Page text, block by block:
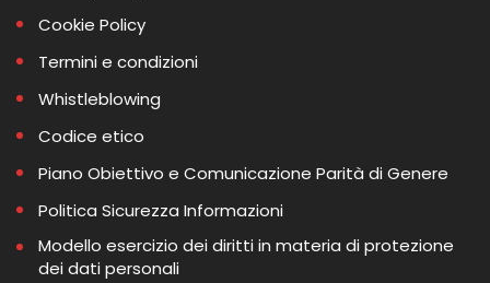
Cookie Policy
Termini e condizioni
Whistleblowing
Codice etico
Piano Obiettivo e Comunicazione Parità di Genere
Politica Sicurezza Informazioni
Modello esercizio dei diritti in materia di protezione
dei dati personali